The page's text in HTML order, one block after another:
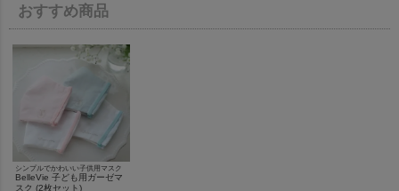
おすすめ商品
シンプルでかわいい子供用マスク
BelleVie 子ども用ガーゼマ
スク (2枚セット)